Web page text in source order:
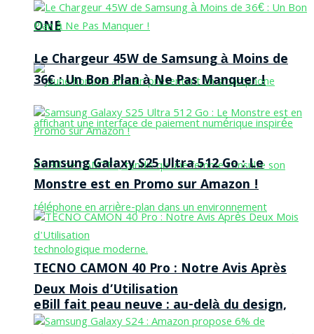
ONE
eBill fait peau neuve : au-delà du design,
Le Chargeur 45W de Samsung à Moins de
36€ : Un Bon Plan à Ne Pas Manquer !
Samsung Galaxy S25 Ultra 512 Go : Le
Monstre est en Promo sur Amazon !
TECNO CAMON 40 Pro : Notre Avis Après
Deux Mois d’Utilisation